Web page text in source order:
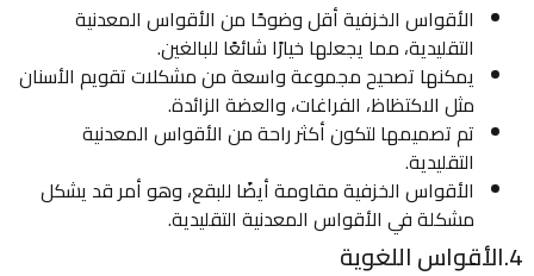
الأقواس الخزفية أقل وضوحًا من الأقواس المعدنية
التقليدية، مما يجعلها خيارًا شائعًا للبالغين.
يمكنها تصحيح مجموعة واسعة من مشكلات تقويم الأسنان
مثل الاكتظاظ، الفراغات، والعضة الزائدة.
تم تصميمها لتكون أكثر راحة من الأقواس المعدنية
التقليدية.
الأقواس الخزفية مقاومة أيضًا للبقع، وهو أمر قد يشكل
مشكلة في الأقواس المعدنية التقليدية.
4.الأقواس اللغوية